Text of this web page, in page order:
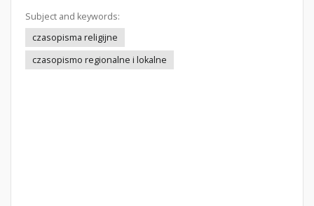
Subject and keywords:
czasopisma religijne
czasopismo regionalne i lokalne